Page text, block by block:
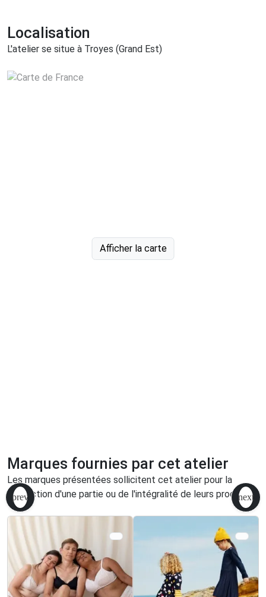
Localisation
L'atelier se situe à Troyes (Grand Est)
Afficher la carte
Marques fournies par cet atelier
Les marques présentées sollicitent cet atelier pour la
production d'une partie ou de l'intégralité de leurs produits